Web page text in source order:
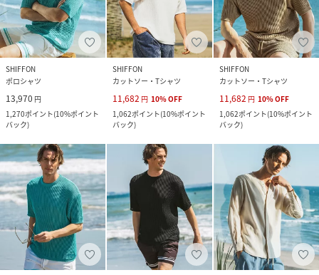
SHIFFON
ポロシャツ
13,970 円
1,270ポイント(10%ポイント
バック)
SHIFFON
カットソー・Tシャツ
11,682 円 10%OFF
1,062ポイント(10%ポイント
バック)
SHIFFON
カットソー・Tシャツ
11,682 円 10%OFF
1,062ポイント(10%ポイント
バック)